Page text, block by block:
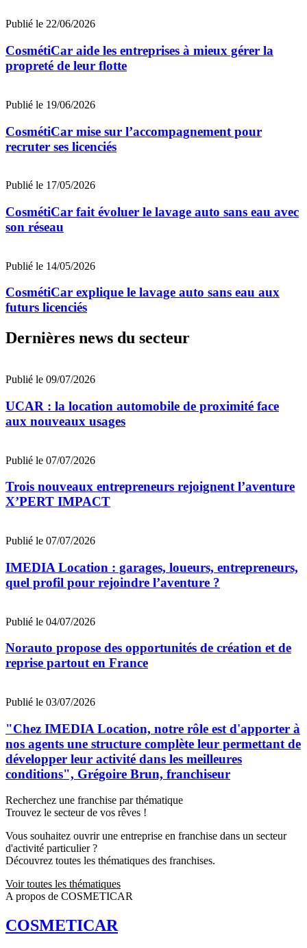
Publié le 22/06/2026
CosmétiCar aide les entreprises à mieux gérer la
propreté de leur flotte
Publié le 19/06/2026
CosmétiCar mise sur l’accompagnement pour
recruter ses licenciés
Publié le 17/05/2026
CosmétiCar fait évoluer le lavage auto sans eau avec
son réseau
Publié le 14/05/2026
CosmétiCar explique le lavage auto sans eau aux
futurs licenciés
Dernières news du secteur
Publié le 09/07/2026
UCAR : la location automobile de proximité face
aux nouveaux usages
Publié le 07/07/2026
Trois nouveaux entrepreneurs rejoignent l’aventure
X’PERT IMPACT
Publié le 07/07/2026
IMEDIA Location : garages, loueurs, entrepreneurs,
quel profil pour rejoindre l’aventure ?
Publié le 04/07/2026
Norauto propose des opportunités de création et de
reprise partout en France
Publié le 03/07/2026
"Chez IMEDIA Location, notre rôle est d'apporter à
nos agents une structure complète leur permettant de
développer leur activité dans les meilleures
conditions", Grégoire Brun, franchiseur
Recherchez une franchise par thématique
Trouvez le secteur de vos rêves !
Vous souhaitez ouvrir une entreprise en franchise dans un secteur
d'activité particulier ?
Découvrez toutes les thématiques des franchises.
Voir toutes les thématiques
A propos de COSMETICAR
COSMETICAR